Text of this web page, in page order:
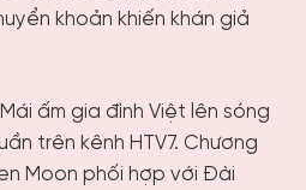
khoản khiến khán giả
ấm gia đình Việt lên sóng
trên kênh HTV7. Chương
Moon phối hợp với Đài